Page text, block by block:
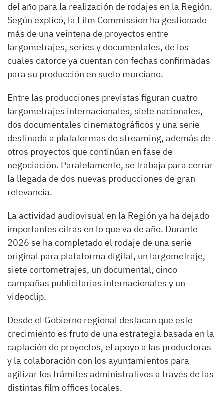
del año para la realización de rodajes en la Región.
Según explicó, la Film Commission ha gestionado
más de una veintena de proyectos entre
largometrajes, series y documentales, de los
cuales catorce ya cuentan con fechas confirmadas
para su producción en suelo murciano.
Entre las producciones previstas figuran cuatro
largometrajes internacionales, siete nacionales,
dos documentales cinematográficos y una serie
destinada a plataformas de streaming, además de
otros proyectos que continúan en fase de
negociación. Paralelamente, se trabaja para cerrar
la llegada de dos nuevas producciones de gran
relevancia.
La actividad audiovisual en la Región ya ha dejado
importantes cifras en lo que va de año. Durante
2026 se ha completado el rodaje de una serie
original para plataforma digital, un largometraje,
siete cortometrajes, un documental, cinco
campañas publicitarias internacionales y un
videoclip.
Desde el Gobierno regional destacan que este
crecimiento es fruto de una estrategia basada en la
captación de proyectos, el apoyo a las productoras
y la colaboración con los ayuntamientos para
agilizar los trámites administrativos a través de las
distintas film offices locales.